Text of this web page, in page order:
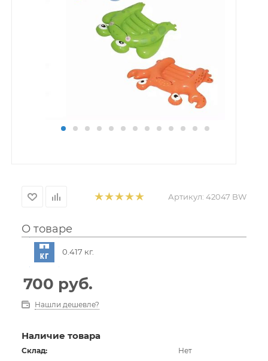
Артикул: 42047 BW
О товаре
0.417 кг.
700 руб.
Нашли дешевле?
Наличие товара
Склад:
Нет